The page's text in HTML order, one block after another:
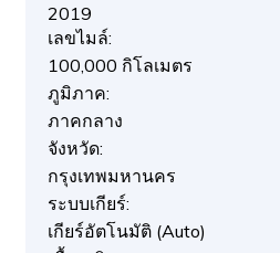
2019
เลขไมล์:
100,000 กิโลเมตร
ภูมิภาค:
ภาคกลาง
จังหวัด:
กรุงเทพมหานคร
ระบบเกียร์:
เกียร์อัตโนมัติ (Auto)